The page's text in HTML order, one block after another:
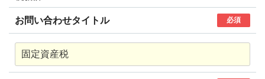
お問い合わせタイトル 必須